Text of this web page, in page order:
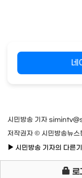
네
시민방송 기자
저작권자 © 시민방송뉴스
시민방송 기자의 다른
로